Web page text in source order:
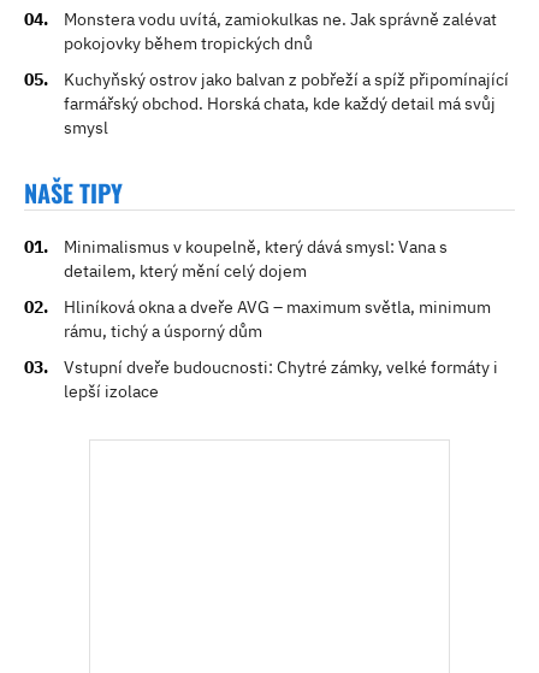
Monstera vodu uvítá, zamiokulkas ne. Jak správně zalévat
pokojovky během tropických dnů
Kuchyňský ostrov jako balvan z pobřeží a spíž připomínající
farmářský obchod. Horská chata, kde každý detail má svůj
smysl
NAŠE TIPY
Minimalismus v koupelně, který dává smysl: Vana s
detailem, který mění celý dojem
Hliníková okna a dveře AVG – maximum světla, minimum
rámu, tichý a úsporný dům
Vstupní dveře budoucnosti: Chytré zámky, velké formáty i
lepší izolace